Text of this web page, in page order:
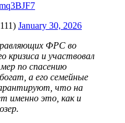
January 30, 2026
ФРС во
кризиса и участвовал
по спасению
а его семейные
что на
именно это, как и